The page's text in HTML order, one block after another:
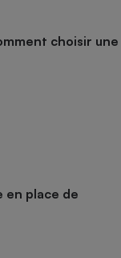
choisir une
en place de